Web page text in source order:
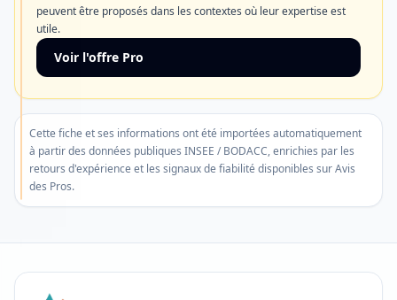
peuvent être proposés dans les contextes où leur expertise est
utile.
Voir l'offre Pro
Cette fiche et ses informations ont été importées automatiquement
à partir des données publiques INSEE / BODACC, enrichies par les
retours d'expérience et les signaux de fiabilité disponibles sur Avis
des Pros.
Découvrir
l'offre
Ne
plus
afficher